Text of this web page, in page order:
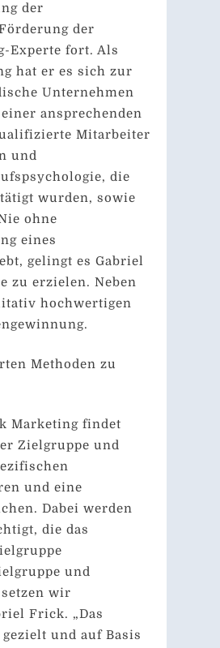
der
der
Experte fort. Als
hat er es sich zur
Unternehmen
ansprechenden
Mitarbeiter
und
die
wurden, sowie
ohne
eines
gelingt es Gabriel
zu erzielen. Neben
hochwertigen
Methoden zu
Marketing findet
Zielgruppe und
und eine
Dabei werden
die das
und
wir
Frick. „Das
und auf Basis